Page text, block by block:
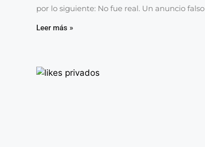
por lo siguiente: No fue real. Un anuncio falso
Leer más »